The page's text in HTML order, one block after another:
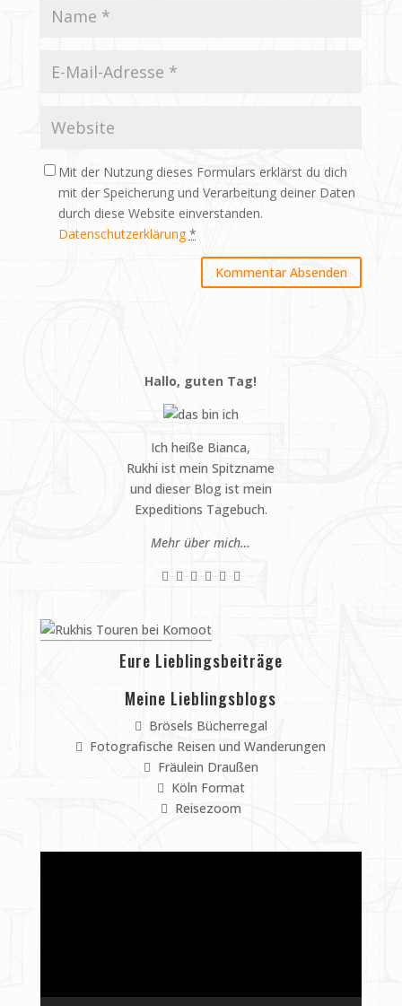
Mit der Nutzung dieses Formulars erklärst du dich
mit der Speicherung und Verarbeitung deiner Daten
durch diese Website einverstanden.
Datenschutzerklärung *
Hallo, guten Tag!
Ich heiße Bianca,
Rukhi ist mein Spitzname
und dieser Blog ist mein
Expeditions Tagebuch.
Mehr über mich…
Eure Lieblingsbeiträge
Meine Lieblingsblogs
Brösels Bücherregal
Fotografische Reisen und Wanderungen
Fräulein Draußen
Köln Format
Reisezoom